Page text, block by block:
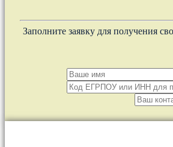
Заполните заявку для получения